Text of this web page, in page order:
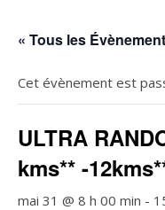
« Tous les
Cet évènement est
ULTRA
kms** -
mai 31 @ 8 h 00 min -